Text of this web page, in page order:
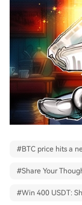
#BTC price hits a
#Share Your
#Win 400 USDT: